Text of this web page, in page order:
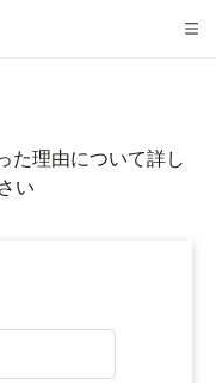
た理由について詳し
い